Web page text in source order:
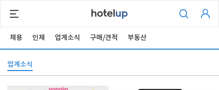
채용 인재 업계소식 구매/견적 부동산
업계소식